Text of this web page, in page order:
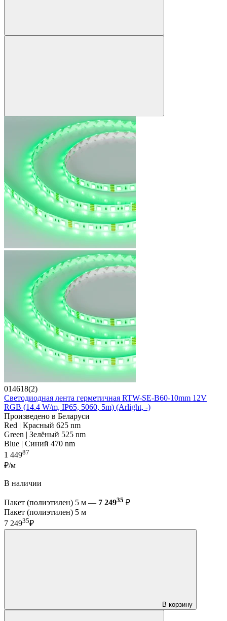
014618(2)
Светодиодная лента герметичная RTW-SE-B60-10mm 12V
RGB (14.4 W/m, IP65, 5060, 5m) (Arlight, -)
Произведено в Беларуси
Red | Красный 625 nm
Green | Зелёный 525 nm
Blue | Синий 470 nm
1 44987
₽/м
В наличии
Пакет (полиэтилен) 5 м — 7 24935 ₽
Пакет (полиэтилен) 5 м
7 24935₽
В корзину